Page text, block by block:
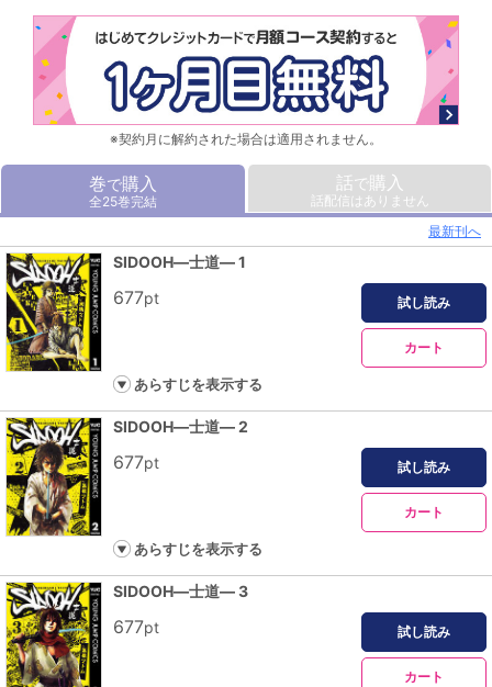
※契約月に解約された場合は適用されません。
巻で購入
全25巻完結
話で購入
話配信はありません
最新刊へ
SIDOOH―士道― 1
677pt 試し読み
カート
あらすじを表示する
SIDOOH―士道― 2
677pt 試し読み
カート
あらすじを表示する
SIDOOH―士道― 3
677pt 試し読み
カート